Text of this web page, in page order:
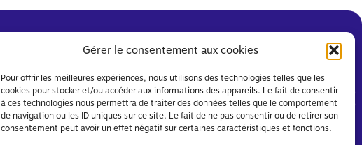
Gérer le consentement aux cookies
Pour offrir les meilleures expériences, nous utilisons des technologies telles que les
cookies pour stocker et/ou accéder aux informations des appareils. Le fait de consentir
à ces technologies nous permettra de traiter des données telles que le comportement
de navigation ou les ID uniques sur ce site. Le fait de ne pas consentir ou de retirer son
consentement peut avoir un effet négatif sur certaines caractéristiques et fonctions.